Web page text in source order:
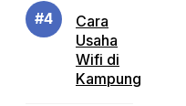
Cara
Usaha
Wifi di
Kampung